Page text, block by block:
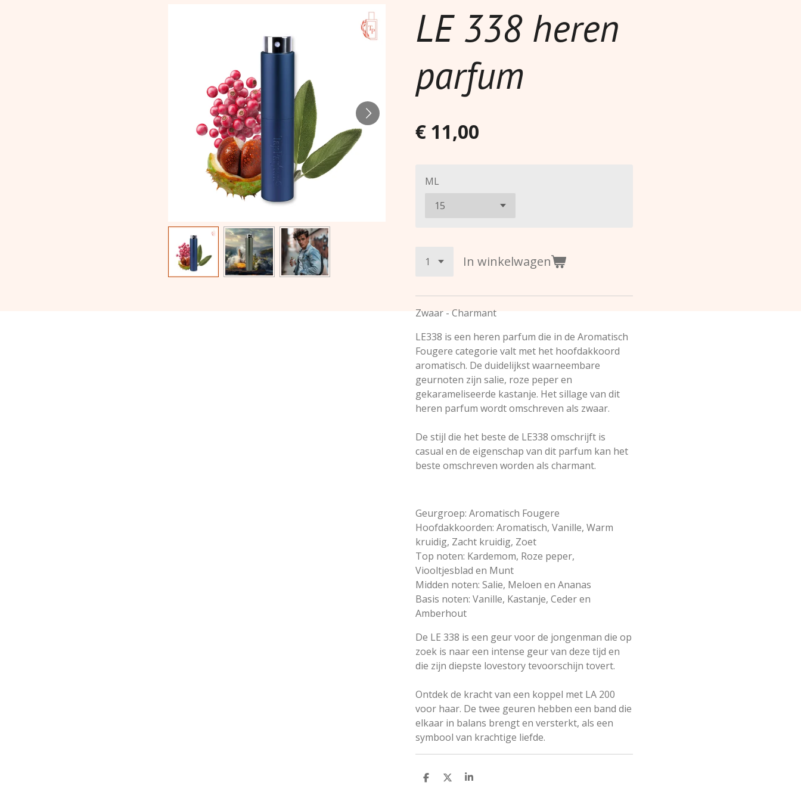
LE 338 heren
parfum
€ 11,00
ML
In winkelwagen
Zwaar - Charmant
LE338 is een heren parfum die in de Aromatisch
Fougere categorie valt met het hoofdakkoord
aromatisch. De duidelijkst waarneembare
geurnoten zijn salie, roze peper en
gekarameliseerde kastanje. Het sillage van dit
heren parfum wordt omschreven als zwaar.
De stijl die het beste de LE338 omschrijft is
casual en de eigenschap van dit parfum kan het
beste omschreven worden als charmant.
Geurgroep: Aromatisch Fougere
Hoofdakkoorden: Aromatisch, Vanille, Warm
kruidig, Zacht kruidig, Zoet
Top noten: Kardemom, Roze peper,
Viooltjesblad en Munt
Midden noten: Salie, Meloen en Ananas
Basis noten: Vanille, Kastanje, Ceder en
Amberhout
De LE 338 is een geur voor de jongenman die op
zoek is naar een intense geur van deze tijd en
die zijn diepste lovestory tevoorschijn tovert.
Ontdek de kracht van een koppel met LA 200
voor haar. De twee geuren hebben een band die
elkaar in balans brengt en versterkt, als een
symbool van krachtige liefde.
D
D
S